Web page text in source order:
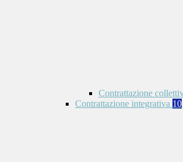
Contrattazione
Contrattazione integrativa 10